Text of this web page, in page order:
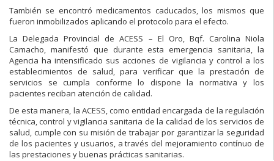
También se encontró medicamentos caducados, los mismos que
fueron inmobilizados aplicando el protocolo para el efecto.
La Delegada Provincial de ACESS – El Oro, Bqf. Carolina Niola
Camacho, manifestó que durante esta emergencia sanitaria, la
Agencia ha intensificado sus acciones de vigilancia y control a los
establecimientos de salud, para verificar que la prestación de
servicios se cumpla conforme lo dispone la normativa y los
pacientes reciban atención de calidad.
De esta manera, la ACESS, como entidad encargada de la regulación
técnica, control y vigilancia sanitaria de la calidad de los servicios de
salud, cumple con su misión de trabajar por garantizar la seguridad
de los pacientes y usuarios, a través del mejoramiento contínuo de
las prestaciones y buenas prácticas sanitarias.